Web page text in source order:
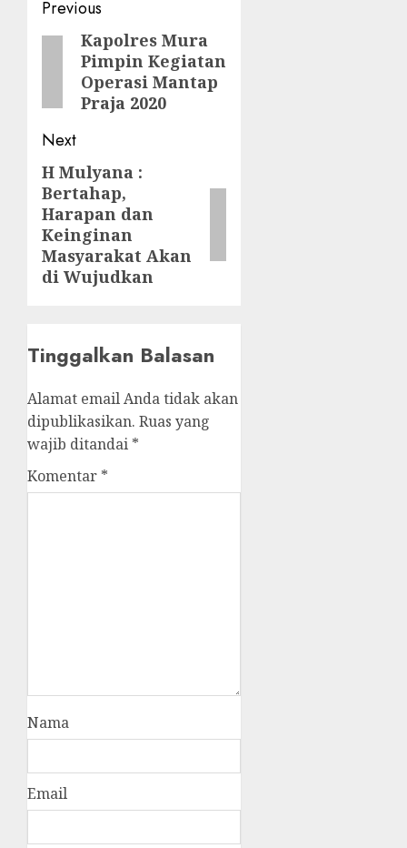
Post
navigation
Previous
PreviousKapolres Mura
Pimpin Kegiatan
Operasi Mantap
Praja 2020
Next
Next
post:
H Mulyana :
Bertahap,
Harapan dan
Keinginan
Masyarakat Akan
di Wujudkan
Tinggalkan Balasan
Alamat email Anda tidak akan
dipublikasikan. Ruas yang
wajib ditandai *
Komentar *
Nama
Email